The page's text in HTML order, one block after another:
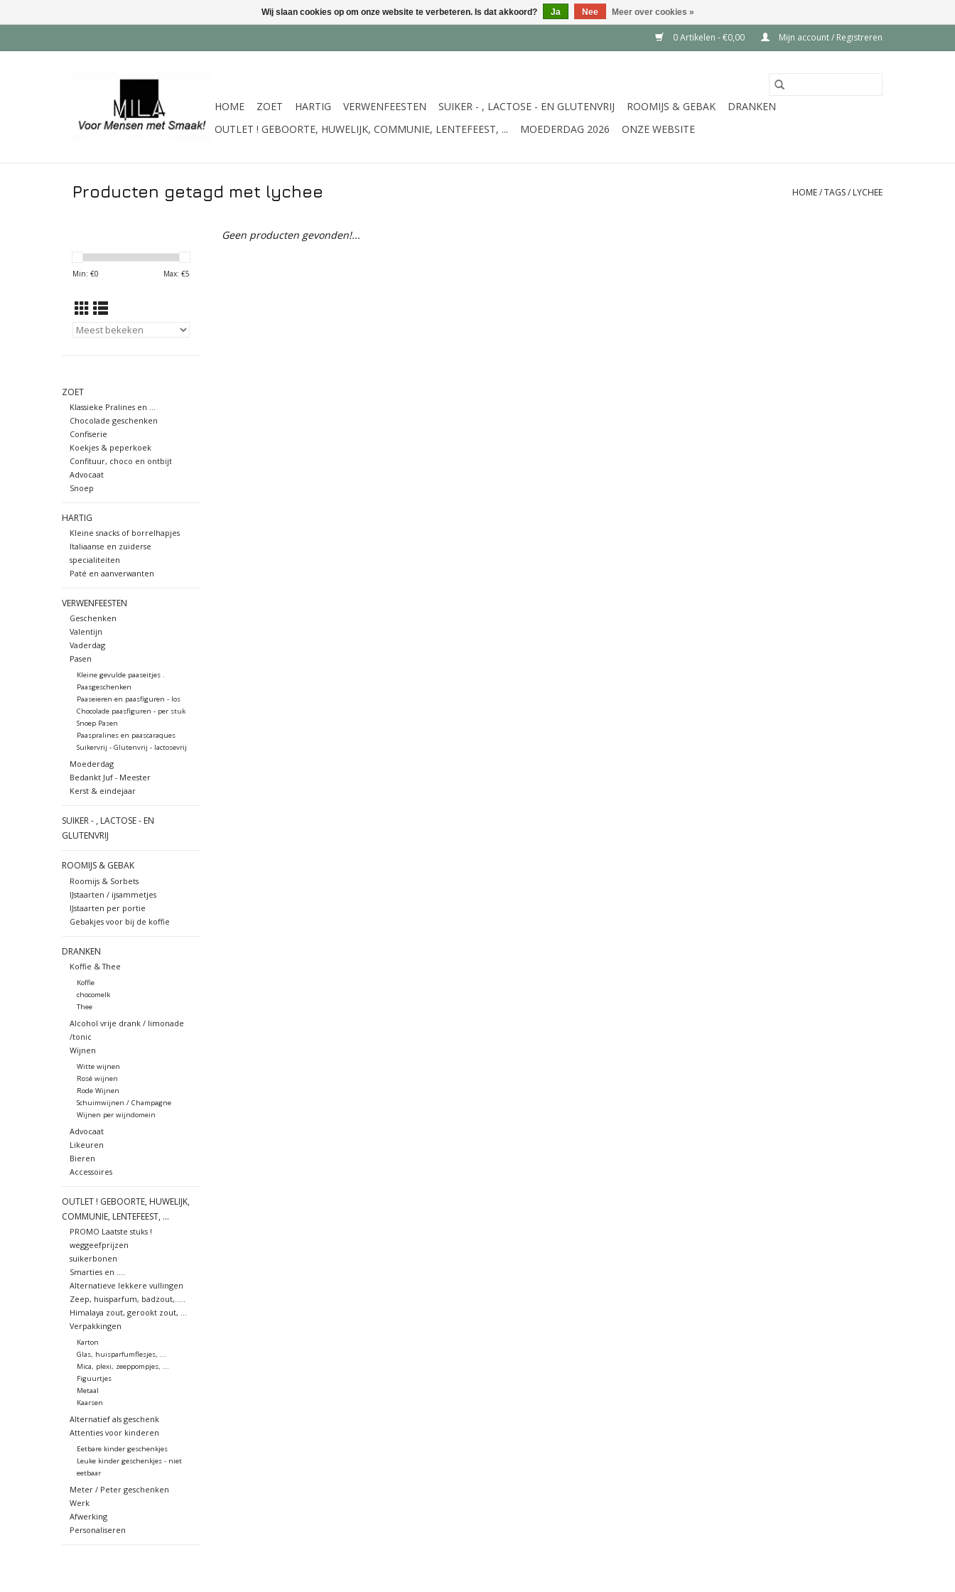
0 Artikelen - €0,00 Mijn account / Registreren
HOME ZOET HARTIG VERWENFEESTEN SUIKER - , LACTOSE - EN GLUTENVRIJ ROOMIJS & GEBAK
DRANKEN
OUTLET ! GEBOORTE, HUWELIJK, COMMUNIE, LENTEFEEST, ...
MOEDERDAG 2026 ONZE WEBSITE
Producten getagd met lychee HOME/TAGS/ LYCHEE
Min: €0 Max: €5
ZOET
Klassieke Pralines en ...
Chocolade geschenken
Confiserie
Koekjes & peperkoek
Confituur, choco en ontbijt
Advocaat
Snoep
HARTIG
Kleine snacks of borrelhapjes
Italiaanse en zuiderse
specialiteiten
Paté en aanverwanten
VERWENFEESTEN
Geschenken
Valentijn
Vaderdag
Pasen
Kleine gevulde paaseitjes .
Paasgeschenken
Paaseieren en paasfiguren - los
Chocolade paasfiguren - per stuk
Snoep Pasen
Paaspralines en paascaraques
Suikervrij - Glutenvrij - lactosevrij
Moederdag
Bedankt Juf - Meester
Kerst & eindejaar
SUIKER - , LACTOSE - EN
GLUTENVRIJ
ROOMIJS & GEBAK
Roomijs & Sorbets
IJstaarten / ijsammetjes
IJstaarten per portie
Gebakjes voor bij de koffie
DRANKEN
Koffie & Thee
Koffie
chocomelk
Thee
Alcohol vrije drank / limonade
/tonic
Wijnen
Witte wijnen
Rosé wijnen
Rode Wijnen
Schuimwijnen / Champagne
Wijnen per wijndomein
Advocaat
Likeuren
Bieren
Accessoires
OUTLET ! GEBOORTE, HUWELIJK,
COMMUNIE, LENTEFEEST, ...
PROMO Laatste stuks !
weggeefprijzen
suikerbonen
Smarties en ....
Alternatieve lekkere vullingen
Zeep, huisparfum, badzout,.....
Himalaya zout, gerookt zout, ...
Verpakkingen
Karton
Glas, huisparfumflesjes, ...
Mica, plexi, zeeppompjes, ...
Figuurtjes
Metaal
Kaarsen
Alternatief als geschenk
Attenties voor kinderen
Eetbare kinder geschenkjes
Leuke kinder geschenkjes - niet
eetbaar
Meter / Peter geschenken
Werk
Afwerking
Personaliseren
Geen producten gevonden!...
Wij slaan cookies op om onze website te verbeteren. Is dat akkoord? Ja Nee Meer over cookies »